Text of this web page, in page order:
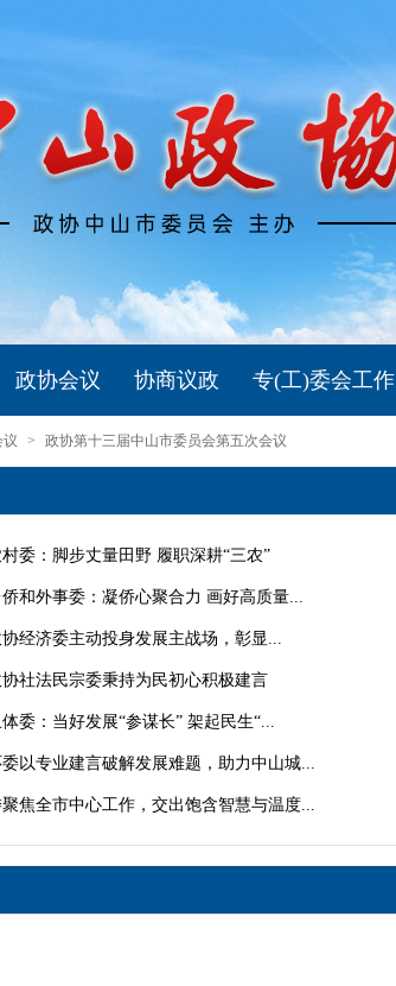
政协会议 协商议政 专(工)委会工作
议 > 政协第十三届中山市委员会第五次会议
委：脚步丈量田野 履职深耕“三农”
和外事委：凝侨心聚合力 画好高质量...
经济委主动投身发展主战场，彰显...
社法民宗委秉持为民初心积极建言
委：当好发展“参谋长” 架起民生“...
以专业建言破解发展难题，助力中山城...
焦全市中心工作，交出饱含智慧与温度...